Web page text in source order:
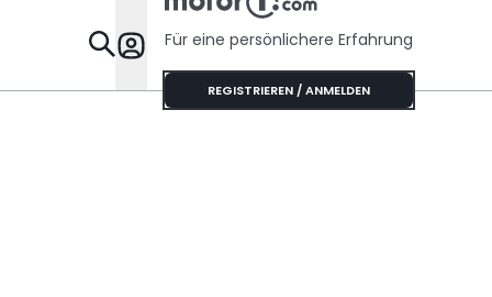
Specials
Für eine persönlichere Erfahrung
REGISTRIEREN / ANMELDEN
Handschaltung?